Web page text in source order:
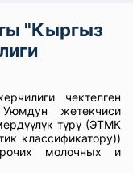
"Кыргыз
чектелген
жетекчиси
түрү (ЭТМК
классификатору))
молочных и